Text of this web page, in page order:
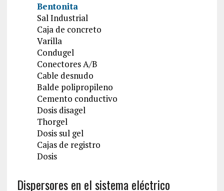
Bentonita
Sal Industrial
Caja de concreto
Varilla
Condugel
Conectores A/B
Cable desnudo
Balde polipropileno
Cemento conductivo
Dosis disagel
Thorgel
Dosis sul gel
Cajas de registro
Dosis
Dispersores en el sistema eléctrico